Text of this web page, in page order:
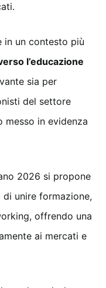
in un contesto più
l’educazione
sia per
del settore
messo in evidenza
2026 si propone
unire formazione,
offrendo una
ai mercati e